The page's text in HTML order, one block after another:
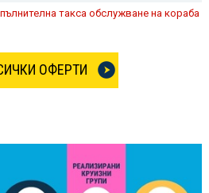
такса обслужване на кораба
ОФЕРТИ